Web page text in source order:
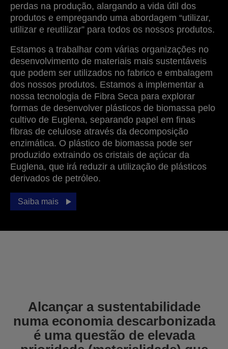
perdas na produção, alargando a vida útil dos
produtos e empregando uma abordagem “utilizar,
utilizar e reutilizar” para todos os nossos produtos.
Estamos a trabalhar com várias organizações no
desenvolvimento de materiais mais sustentáveis
que podem ser utilizados no fabrico e embalagem
dos nossos produtos. Estamos a implementar a
nossa tecnologia de Fibra Seca para explorar
formas de desenvolver plásticos de biomassa pelo
cultivo de Euglena, separando papel em finas
fibras de celulose através da decomposição
enzimática. O plástico de biomassa pode ser
produzido extraindo os cristais de açúcar da
Euglena, que irá reduzir a utilização de plásticos
derivados de petróleo.
Saiba mais
Alcançar a sustentabilidade
numa economia descarbonizada
é uma questão de elevada